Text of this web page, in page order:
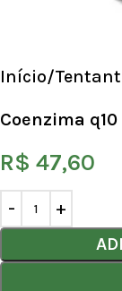
Início
Coenzima
R$ 47,60